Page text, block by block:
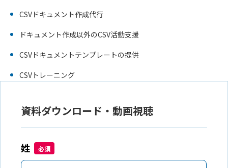
CSVドキュメント作成代行
ドキュメント作成以外のCSV活動支援
CSVドキュメントテンプレートの提供
CSVトレーニング
資料ダウンロード・動画視聴